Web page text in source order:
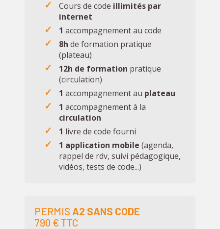
Cours de code illimités par
internet
1 accompagnement au code
8h de formation pratique
(plateau)
12h de formation pratique
(circulation)
1 accompagnement au plateau
1 accompagnement à la
circulation
1 livre de code fourni
1 application mobile (agenda,
rappel de rdv, suivi pédagogique,
vidéos, tests de code...)
PERMIS A2 SANS CODE
790 € TTC